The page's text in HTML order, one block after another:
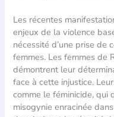
Les récentes
enjeux de la violence
nécessité d’une prise de
femmes. Les femmes de
démontrent leur
face à cette injustice.
comme le féminicide, qui
misogynie enracinée